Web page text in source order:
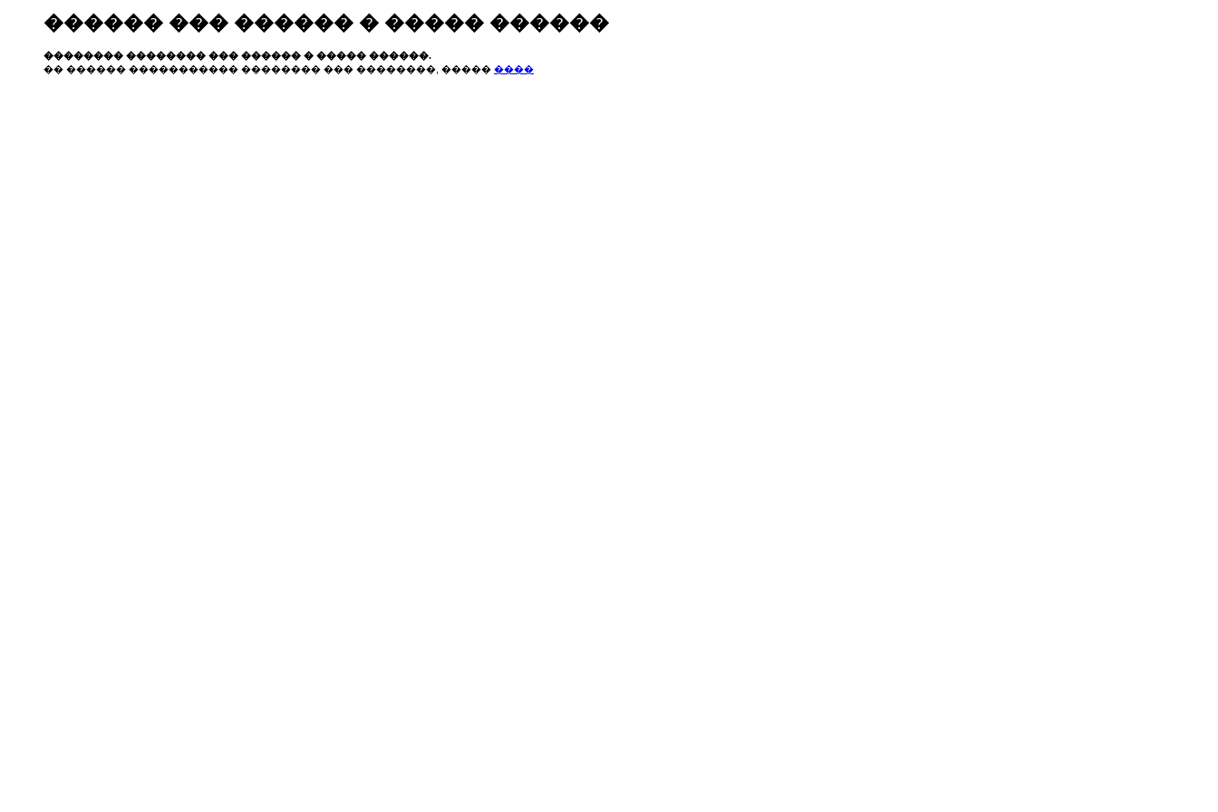
������ ��� ������ � ����� ������
�������� �������� ��� ������ � ����� ������.
�� ������ ����������� �������� ��� ��������, ����� ����